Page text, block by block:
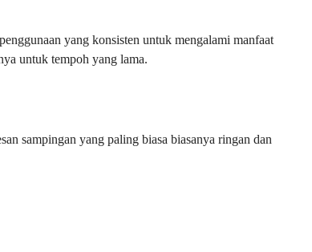
yang konsisten untuk mengalami manfaat
untuk tempoh yang lama.
sampingan yang paling biasa biasanya ringan dan